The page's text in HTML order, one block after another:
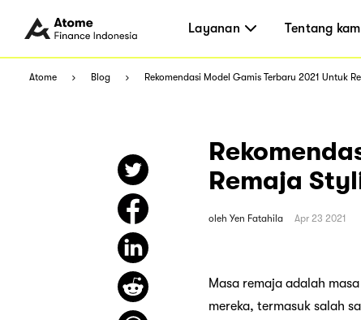
Layanan Tentang
Atome Blog Rekomendasi Model Gamis Terbaru 2021 Untuk
Remaja
oleh Yen Fatahila Apr 23 2021
Masa remaja adalah
mereka, termasuk salah